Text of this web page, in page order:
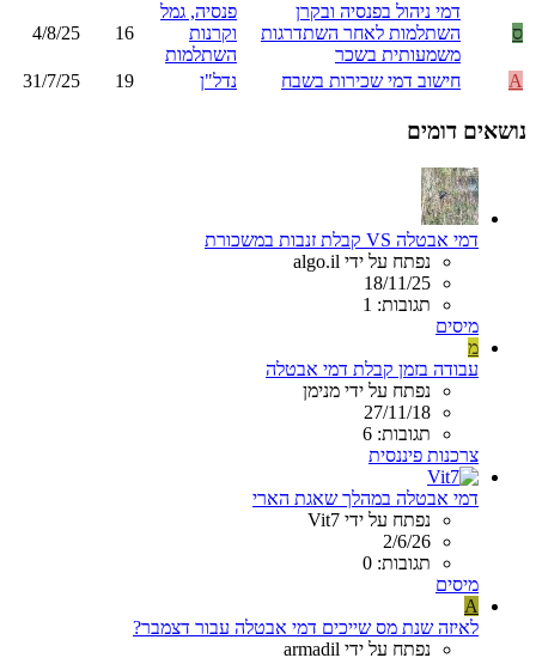
ס
דמי ניהול בפנסיה ובקרן
השתלמות לאחר השתדרגות
משמעותית בשכר
פנסיה, גמל
וקרנות
השתלמות
16
4/8/25
A חישוב דמי שכירות בשבח נדל"ן 19
31/7/25
נושאים דומים
דמי אבטלה VS קבלת זנבות במשכורת
נפתח על ידי algo.il
18/11/25
תגובות: 1
מיסים
מ
עבודה בזמן קבלת דמי אבטלה
נפתח על ידי מנימן
27/11/18
תגובות: 6
צרכנות פיננסית
דמי אבטלה במהלך שאגת הארי
נפתח על ידי Vit7
2/6/26
תגובות: 0
מיסים
A
לאיזה שנת מס שייכים דמי אבטלה עבור דצמבר?
נפתח על ידי armadil